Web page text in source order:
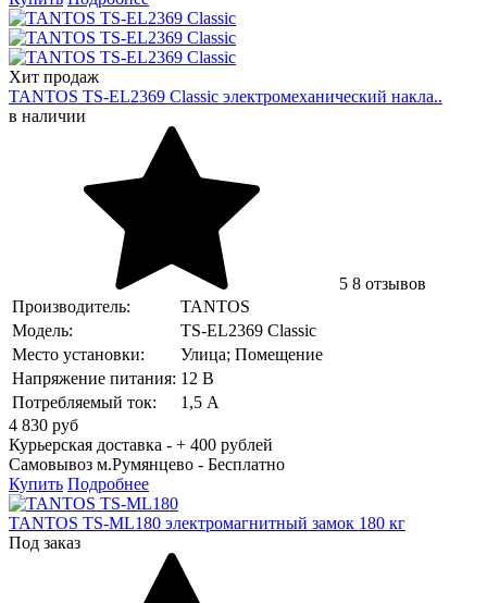
Хит продаж
TANTOS TS-EL2369 Classic электромеханический накла..
в наличии
5 8 отзывов
Производитель:
TANTOS
Модель:
TS-EL2369 Classic
Место установки:
Улица; Помещение
Напряжение питания: 12 В
Потребляемый ток:
1,5 А
4 830 руб
Курьерская доставка - + 400 рублей
Самовывоз м.Румянцево - Бесплатно
Купить Подробнее
TANTOS TS-ML180 электромагнитный замок 180 кг
Под заказ